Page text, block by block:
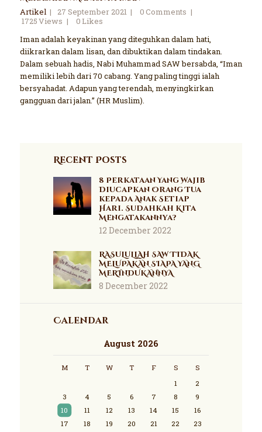
Artikel
27 September 2021 0Comments
1725Views 0Likes
Iman adalah keyakinan yang diteguhkan dalam hati,
diikrarkan dalam lisan, dan dibuktikan dalam tindakan.
Dalam sebuah hadis, Nabi Muhammad SAW bersabda, “Iman
memiliki lebih dari 70 cabang. Yang paling tinggi ialah
bersyahadat. Adapun yang terendah, menyingkirkan
gangguan dari jalan.” (HR Muslim).
Recent Posts
8 Perkataan Yang Wajib
Diucapkan Orang Tua
kepada Anak Setiap
Hari. Sudahkah Kita
Mengatakannya?
12 December 2022
RASULULLAH SAW TIDAK
MELUPAKAN SIAPA YANG
MERINDUKANNYA
8 December 2022
Calendar
August 2026
M T W T F S
S
1
2
3
4 5 6 7 8
9
10
11 12 13 14 15
16
17
18 19 20 21 22
23